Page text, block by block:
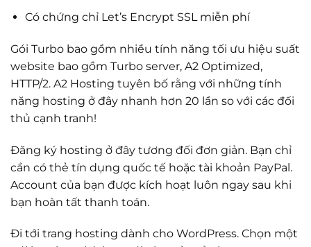
Có chứng chỉ Let’s Encrypt SSL miễn phí
Gói Turbo bao gồm nhiều tính năng tối ưu hiệu suất
website bao gồm Turbo server, A2 Optimized,
HTTP/2. A2 Hosting tuyên bố rằng với những tính
năng hosting ở đây nhanh hơn 20 lần so với các đối
thủ cạnh tranh!
Đăng ký hosting ở đây tương đối đơn giản. Bạn chỉ
cần có thẻ tín dụng quốc tế hoặc tài khoản PayPal.
Account của bạn được kích hoạt luôn ngay sau khi
bạn hoàn tất thanh toán.
Đi tới trang hosting dành cho WordPress. Chọn một